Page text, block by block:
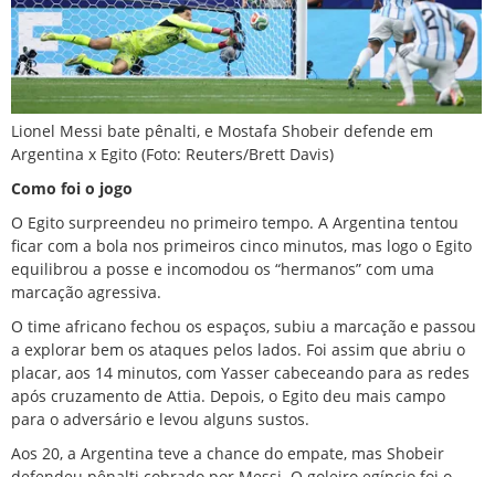
Lionel Messi bate pênalti, e Mostafa Shobeir defende em
Argentina x Egito (Foto: Reuters/Brett Davis)
Como foi o jogo
O Egito surpreendeu no primeiro tempo. A Argentina tentou
ficar com a bola nos primeiros cinco minutos, mas logo o Egito
equilibrou a posse e incomodou os “hermanos” com uma
marcação agressiva.
O time africano fechou os espaços, subiu a marcação e passou
a explorar bem os ataques pelos lados. Foi assim que abriu o
placar, aos 14 minutos, com Yasser cabeceando para as redes
após cruzamento de Attia. Depois, o Egito deu mais campo
para o adversário e levou alguns sustos.
Aos 20, a Argentina teve a chance do empate, mas Shobeir